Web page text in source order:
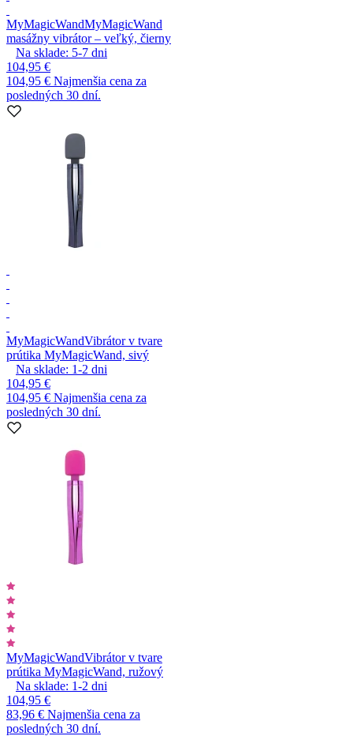
MyMagicWandMyMagicWand
masážny vibrátor – veľký, čierny
Na sklade: 5-7 dni
104,95 €
104,95 € Najmenšia cena za
posledných 30 dní.
MyMagicWandVibrátor v tvare
prútika MyMagicWand, sivý
Na sklade: 1-2 dni
104,95 €
104,95 € Najmenšia cena za
posledných 30 dní.
MyMagicWandVibrátor v tvare
prútika MyMagicWand, ružový
Na sklade: 1-2 dni
104,95 €
83,96 € Najmenšia cena za
posledných 30 dní.